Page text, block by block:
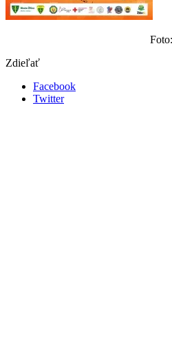
Zdieľať
Facebook
Twitter